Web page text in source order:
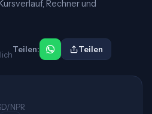
Rechner und
Teilen: Teilen
NPR